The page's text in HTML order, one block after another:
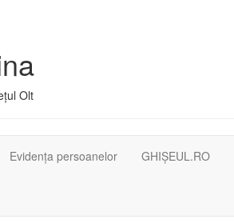
Olt
Evidența persoanelor GHIȘEUL.RO